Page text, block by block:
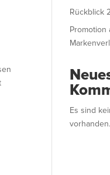
Rückblick
Promotion
Es sind
vorhanden.